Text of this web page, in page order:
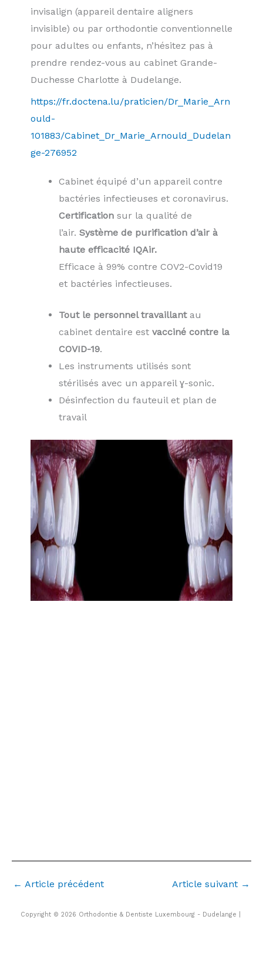
invisalign (appareil dentaire aligners
invisible) ou par orthodontie conventionnelle
pour adultes ou enfants, n’hésitez pas à
prendre rendez-vous au cabinet Grande-
Duchesse Charlotte à Dudelange.
https://fr.doctena.lu/praticien/Dr_Marie_Arn
ould-
101883/Cabinet_Dr_Marie_Arnould_Dudelan
ge-276952
Cabinet équipé d’un appareil contre
bactéries infectieuses et coronavirus.
Certification sur la qualité de
l’air. Système de purification d’air à
haute efficacité IQAir.
Efficace à 99% contre COV2-Covid19
et bactéries infectieuses.
Tout le personnel travaillantau
cabinet dentaire est vacciné contre la
COVID-19.
Les instruments utilisés sont
stérilisés avec un appareil ɣ-sonic.
Désinfection du fauteuil et plan de
travail
← Article précédent Article suivant →
Copyright © 2026 Orthodontie & Dentiste Luxembourg - Dudelange |